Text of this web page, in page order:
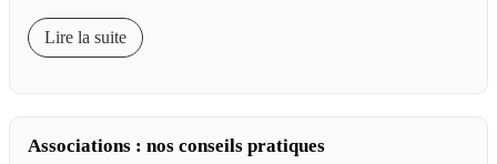
Lire la suite
Associations : nos conseils pratiques